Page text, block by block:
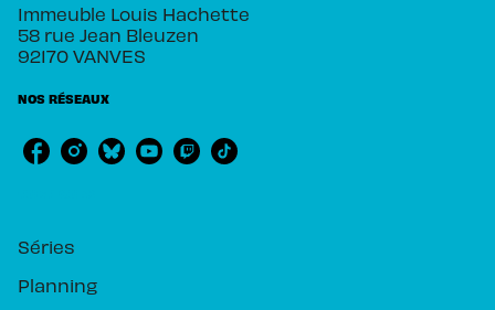
Immeuble Louis Hachette
58 rue Jean Bleuzen
92170 VANVES
NOS RÉSEAUX
Séries
Planning